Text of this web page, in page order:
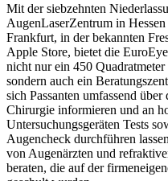
Mit der siebzehnten
AugenLaserZentrum in
Frankfurt, in der bekannten
Apple Store, bietet die
nicht nur ein 450
sondern auch ein
sich Passanten umfassend
Chirurgie informieren und an
Untersuchungsgeräten Tests
Augencheck durchführen
von Augenärzten und
beraten, die auf der